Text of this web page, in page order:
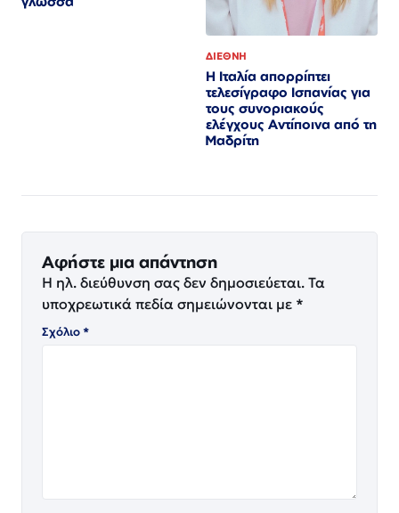
ΔΙΕΘΝΗ
Η Ιταλία απορρίπτει
τελεσίγραφο Ισπανίας για
τους συνοριακούς
ελέγχους Αντίποινα από τη
Μαδρίτη
Αφήστε μια απάντηση
Η ηλ. διεύθυνση σας δεν δημοσιεύεται. Τα
υποχρεωτικά πεδία σημειώνονται με *
Σχόλιο*